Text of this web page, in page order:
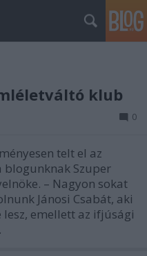
klub
0
telt el az
Szuper
– Nagyon sokat
Jánosi Csabát, aki
emellett az ifjúsági